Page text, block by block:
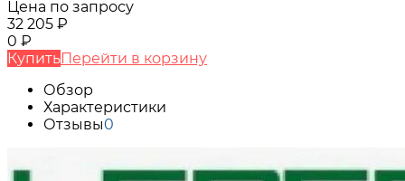
Цена по запросу
32 205 ₽
0 ₽
КупитьПерейти в корзину
Обзор
Характеристики
Отзывы0